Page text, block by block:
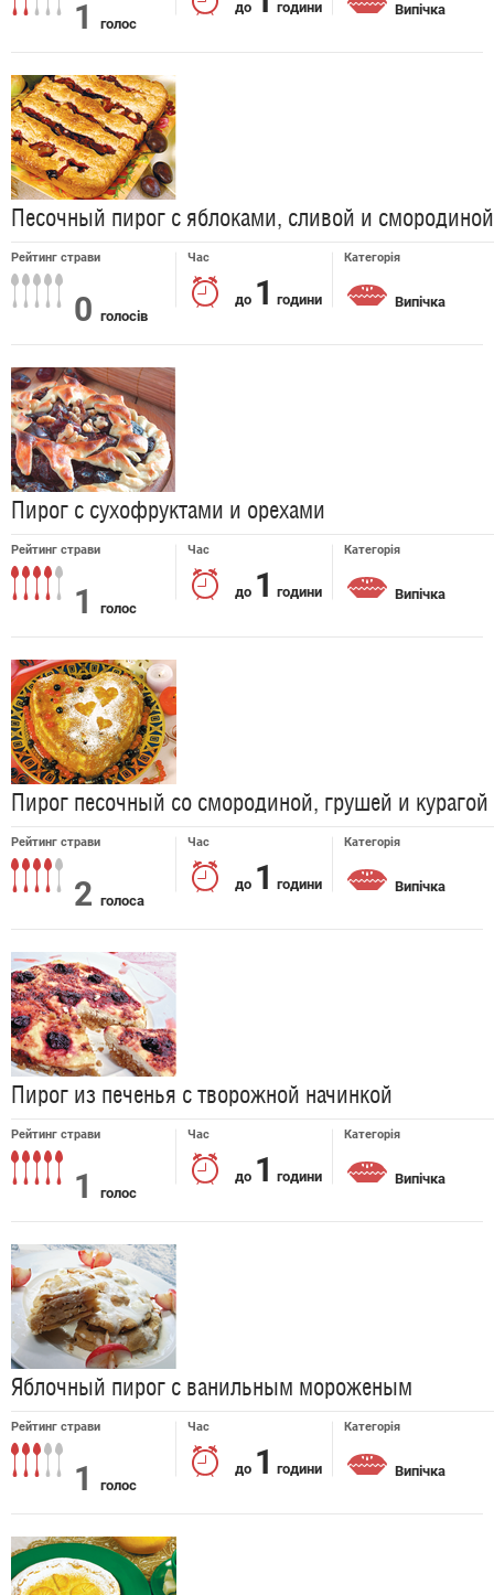
1 голос
до години Випічка
Песочный пирог с яблоками, сливой и смородиной
Рейтинг страви
0 голосів
Час
до 1 години
Категорія
Випічка
Пирог с сухофруктами и орехами
Рейтинг страви
1 голос
Час
до 1 години
Категорія
Випічка
Пирог песочный со смородиной, грушей и курагой
Рейтинг страви
2 голоса
Час
до 1 години
Категорія
Випічка
Пирог из печенья с творожной начинкой
Рейтинг страви
1 голос
Час
до 1 години
Категорія
Випічка
Яблочный пирог с ванильным мороженым
Рейтинг страви
1 голос
Час
до 1 години
Категорія
Випічка